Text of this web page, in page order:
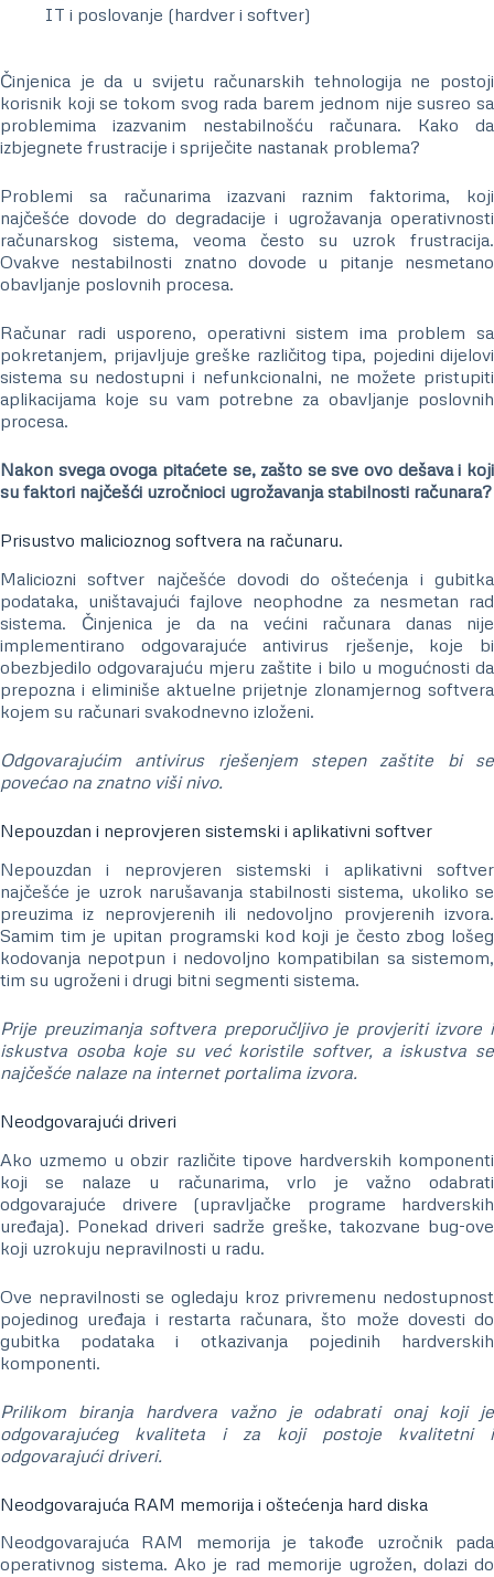
IT i poslovanje (hardver i softver)
Činjenica je da u svijetu računarskih tehnologija ne postoji
korisnik koji se tokom svog rada barem jednom nije susreo sa
problemima izazvanim nestabilnošću računara. Kako da
izbjegnete frustracije i spriječite nastanak problema?
Problemi sa računarima izazvani raznim faktorima, koji
najčešće dovode do degradacije i ugrožavanja operativnosti
računarskog sistema, veoma često su uzrok frustracija.
Ovakve nestabilnosti znatno dovode u pitanje nesmetano
obavljanje poslovnih procesa.
Računar radi usporeno, operativni sistem ima problem sa
pokretanjem, prijavljuje greške različitog tipa, pojedini dijelovi
sistema su nedostupni i nefunkcionalni, ne možete pristupiti
aplikacijama koje su vam potrebne za obavljanje poslovnih
procesa.
Nakon svega ovoga pitaćete se, zašto se sve ovo dešava i koji
su faktori najčešći uzročnioci ugrožavanja stabilnosti računara?
Prisustvo malicioznog softvera na računaru.
Maliciozni softver najčešće dovodi do oštećenja i gubitka
podataka, uništavajući fajlove neophodne za nesmetan rad
sistema. Činjenica je da na većini računara danas nije
implementirano odgovarajuće antivirus rješenje, koje bi
obezbjedilo odgovarajuću mjeru zaštite i bilo u mogućnosti da
prepozna i eliminiše aktuelne prijetnje zlonamjernog softvera
kojem su računari svakodnevno izloženi.
Odgovarajućim antivirus rješenjem stepen zaštite bi se
povećao na znatno viši nivo.
Nepouzdan i neprovjeren sistemski i aplikativni softver
Nepouzdan i neprovjeren sistemski i aplikativni softver
najčešće je uzrok narušavanja stabilnosti sistema, ukoliko se
preuzima iz neprovjerenih ili nedovoljno provjerenih izvora.
Samim tim je upitan programski kod koji je često zbog lošeg
kodovanja nepotpun i nedovoljno kompatibilan sa sistemom,
tim su ugroženi i drugi bitni segmenti sistema.
Prije preuzimanja softvera preporučljivo je provjeriti izvore i
iskustva osoba koje su već koristile softver, a iskustva se
najčešće nalaze na internet portalima izvora.
Neodgovarajući driveri
Ako uzmemo u obzir različite tipove hardverskih komponenti
koji se nalaze u računarima, vrlo je važno odabrati
odgovarajuće drivere (upravljačke programe hardverskih
uređaja). Ponekad driveri sadrže greške, takozvane bug-ove
koji uzrokuju nepravilnosti u radu.
Ove nepravilnosti se ogledaju kroz privremenu nedostupnost
pojedinog uređaja i restarta računara, što može dovesti do
gubitka podataka i otkazivanja pojedinih hardverskih
komponenti.
Prilikom biranja hardvera važno je odabrati onaj koji je
odgovarajućeg kvaliteta i za koji postoje kvalitetni i
odgovarajući driveri.
Neodgovarajuća RAM memorija i oštećenja hard diska
Neodgovarajuća RAM memorija je takođe uzročnik pada
operativnog sistema. Ako je rad memorije ugrožen, dolazi do